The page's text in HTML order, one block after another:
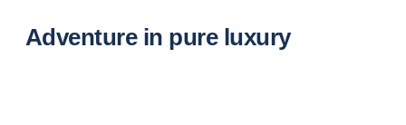
Adventure in pure luxury